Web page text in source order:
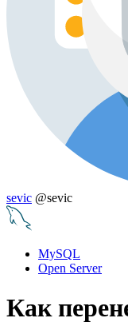
sevic @sevic
MySQL
Open Server
Как